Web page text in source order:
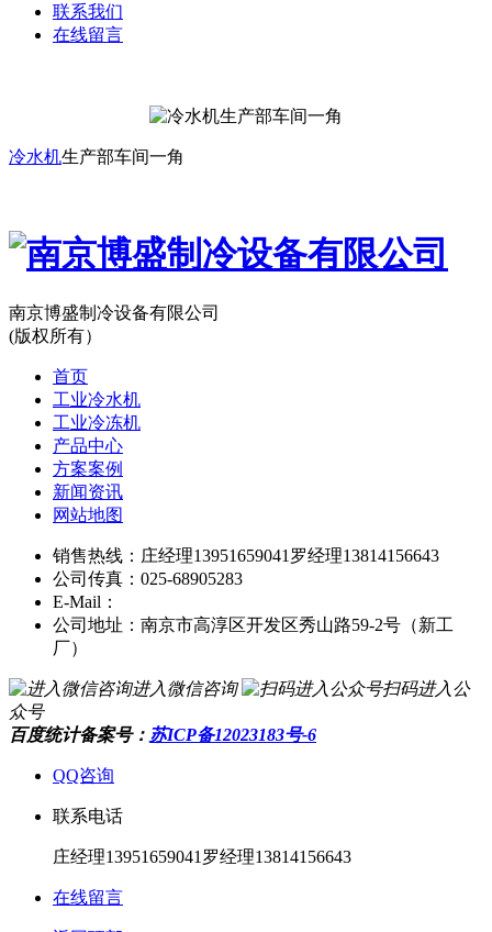
联系我们
在线留言
冷水机生产部车间一角
南京博盛制冷设备有限公司
(版权所有）
首页
工业冷水机
工业冷冻机
产品中心
方案案例
新闻资讯
网站地图
销售热线：庄经理13951659041罗经理13814156643
公司传真：025-68905283
E-Mail：
公司地址：南京市高淳区开发区秀山路59-2号（新工
厂）
进入微信咨询
扫码进入公
众号
百度统计备案号： 苏ICP备12023183号-6
QQ咨询
联系电话
庄经理13951659041罗经理13814156643
在线留言